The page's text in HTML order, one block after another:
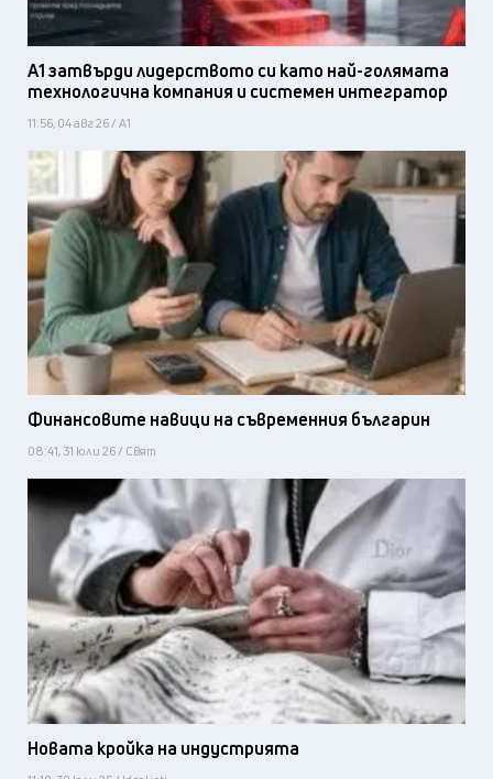
А1 затвърди лидерството си като най-голямата
технологична компания и системен интегратор
11:56, 04 авг 26 / А1
Финансовите навици на съвременния българин
08:41, 31 юли 26 / Свят
Новата кройка на индустрията